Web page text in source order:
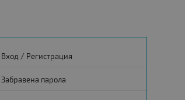
Вход / Регистрация
Забравена парола